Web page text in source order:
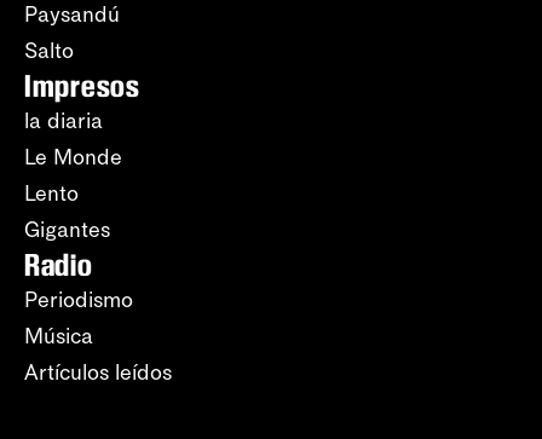
Paysandú
Salto
Impresos
la diaria
Le Monde
Lento
Gigantes
Radio
Periodismo
Música
Artículos leídos